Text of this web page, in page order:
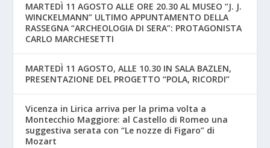
MARTEDÌ 11 AGOSTO ALLE ORE 20.30 AL MUSEO “J. J.
WINCKELMANN” ULTIMO APPUNTAMENTO DELLA
RASSEGNA “ARCHEOLOGIA DI SERA”: PROTAGONISTA
CARLO MARCHESETTI
MARTEDÌ 11 AGOSTO, ALLE 10.30 IN SALA BAZLEN,
PRESENTAZIONE DEL PROGETTO “POLA, RICORDI”
Vicenza in Lirica arriva per la prima volta a
Montecchio Maggiore: al Castello di Romeo una
suggestiva serata con “Le nozze di Figaro” di
Mozart